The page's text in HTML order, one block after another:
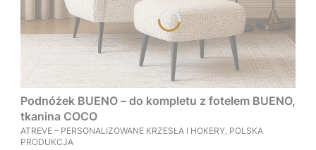
Podnóżek BUENO – do kompletu z fotelem BUENO,
tkanina COCO
PRODUCENT
ATREVE – PERSONALIZOWANE KRZESŁA I HOKERY, POLSKA
PRODUKCJA